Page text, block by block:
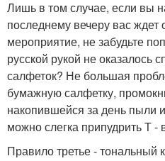
Лишь в том случае, если вы
последнему вечеру вас ждет
мероприятие, не забудьте
русской рукой не
салфеток? Не большая
бумажную салфетку,
накопившейся за день пыли
можно слегка припудрить Т -
Правило третье - тональный